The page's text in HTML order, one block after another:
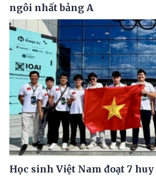
ngôi nhất bảng A
Học sinh Việt Nam đoạt 7